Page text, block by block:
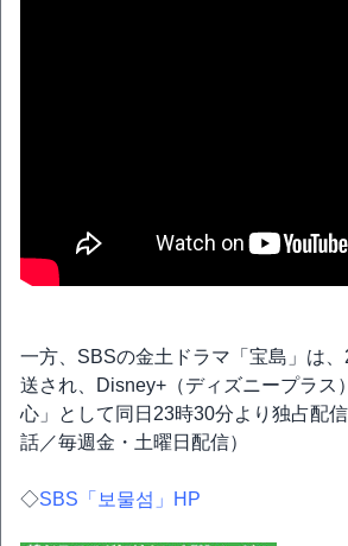
一方、SBSの金土ドラマ「宝島」は
送され、Disney+（ディズニープラス
心」として同日23時30分より独占配
話／毎週金・土曜日配信）
◇SBS「보물섬」HP